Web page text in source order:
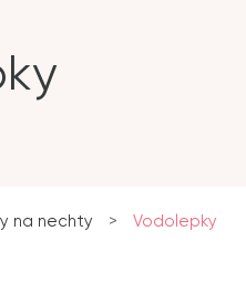
na nechty > Vodolepky